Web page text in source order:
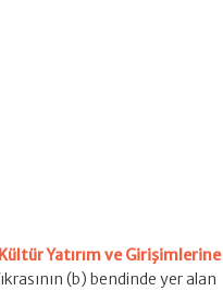
Kültür Yatırım ve Girişimlerine
(b) bendinde yer alan